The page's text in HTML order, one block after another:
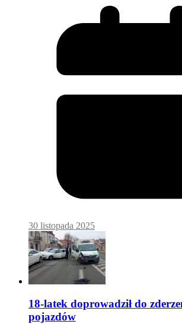
30 listopada 2025
18-latek doprowadził do
pojazdów